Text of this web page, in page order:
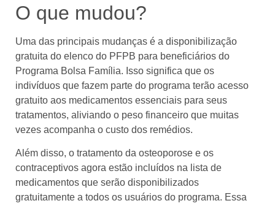
O que mudou?
Uma das principais mudanças é a disponibilização
gratuita do elenco do PFPB para beneficiários do
Programa Bolsa Família. Isso significa que os
indivíduos que fazem parte do programa terão acesso
gratuito aos medicamentos essenciais para seus
tratamentos, aliviando o peso financeiro que muitas
vezes acompanha o custo dos remédios.
Além disso, o tratamento da osteoporose e os
contraceptivos agora estão incluídos na lista de
medicamentos que serão disponibilizados
gratuitamente a todos os usuários do programa. Essa